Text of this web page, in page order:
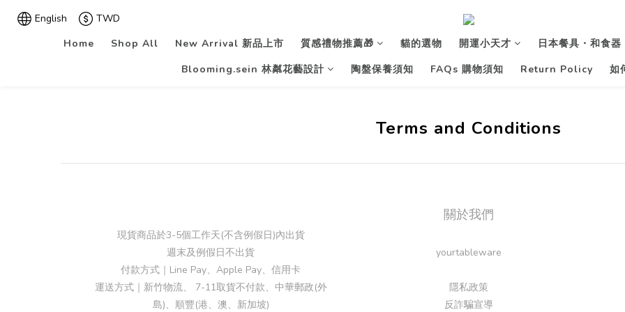
English
TWD
Home
Shop All New Arrival 新品上市 質感禮物推薦🎁 貓的選物 開運小天才
日本餐具・和食器
Blooming.sein 林粼花藝設計
陶盤保養須知 FAQs 購物須知 Return Policy 如
Terms and Conditions
現貨商品於3-5個工作天(不含例假日)內出貨
週末及例假日不出貨
付款方式｜Line Pay、Apple Pay、信用卡
運送方式｜新竹物流、 7-11取貨不付款、中華郵政(外
島)、順豐(港、澳、新加坡)
關於我們
yourtableware
隱私政策
反詐騙宣導